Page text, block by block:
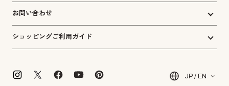
お問い合わせ
ショッピングご利用ガイド
JP / EN